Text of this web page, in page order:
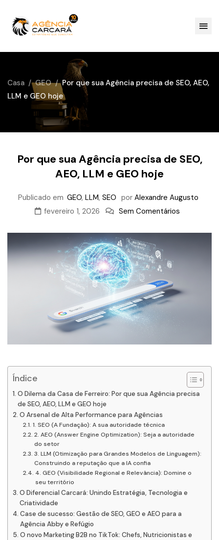
Casa GEO
Por que sua Agência precisa de SEO, AEO,
LLM e GEO hoje
Por que sua Agência precisa de SEO,
AEO, LLM e GEO hoje
Publicado em GEO, LLM, SEO por Alexandre Augusto
fevereiro 1, 2026
Sem Comentários
Índice
O Dilema da Casa de Ferreiro: Por que sua Agência precisa
de SEO, AEO, LLM e GEO hoje
O Arsenal de Alta Performance para Agências
1. SEO (A Fundação): A sua autoridade técnica
2. AEO (Answer Engine Optimization): Seja a autoridade
do setor
3. LLM (Otimização para Grandes Modelos de Linguagem):
Construindo a reputação que a IA confia
4. GEO (Visibilidade Regional e Relevância): Domine o
seu território
O Diferencial Carcará: Unindo Estratégia, Tecnologia e
Criatividade
Case de sucesso: Gestão de SEO, GEO e AEO para a
Agência Abby e Refúgio
O novo Marketing B2B no TikTok: Chefs, Nutricionistas e